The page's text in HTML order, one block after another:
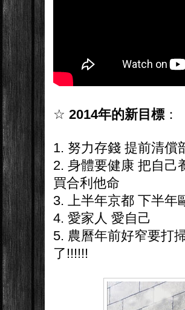
☆2014年的新目標 ：
1. 努力存錢 提前清償
2. 身體要健康 把自己
買合利他命
3. 上半年京都 下半年
4. 愛家人 愛自己
5. 農曆年前好窄要打
了!!!!!!